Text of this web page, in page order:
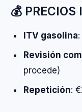
💰
ITV gasolina
Revisión
procede)
Repetición: